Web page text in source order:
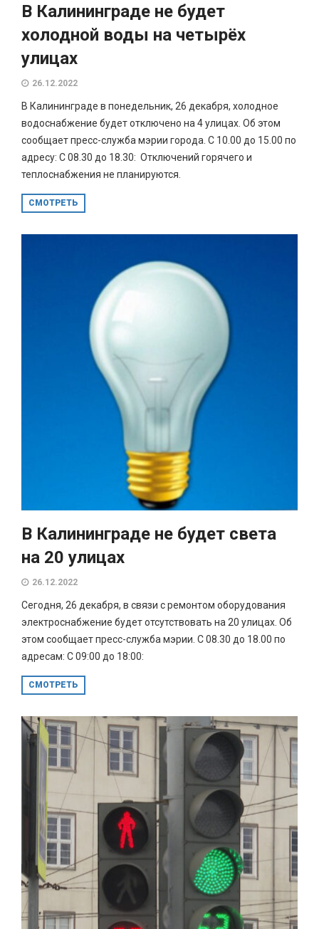
В Калининграде не будет
холодной воды на четырёх
улицах
26.12.2022
В Калининграде в понедельник, 26 декабря, холодное
водоснабжение будет отключено на 4 улицах. Об этом
сообщает пресс-служба мэрии города. С 10.00 до 15.00 по
адресу: С 08.30 до 18.30: Отключений горячего и
теплоснабжения не планируются.
СМОТРЕТЬ
В Калининграде не будет света
на 20 улицах
26.12.2022
Сегодня, 26 декабря, в связи с ремонтом оборудования
электроснабжение будет отсутствовать на 20 улицах. Об
этом сообщает пресс-служба мэрии. С 08.30 до 18.00 по
адресам: С 09:00 до 18:00:
СМОТРЕТЬ